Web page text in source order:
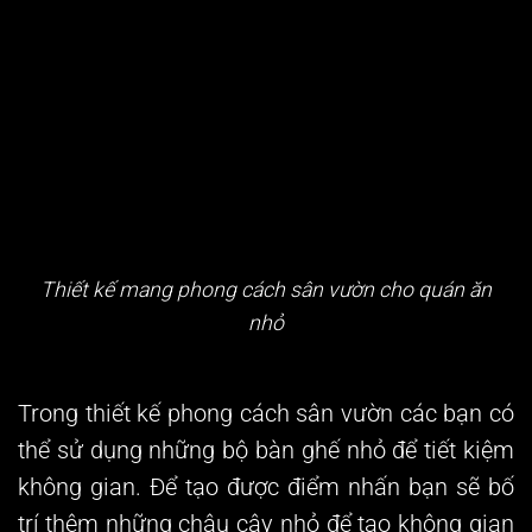
Thiết kế mang phong cách sân vườn cho quán ăn
nhỏ
Trong thiết kế phong cách sân vườn các bạn có
thể sử dụng những bộ bàn ghế nhỏ để tiết kiệm
không gian. Để tạo được điểm nhấn bạn sẽ bố
trí thêm những chậu cây nhỏ để tạo không gian